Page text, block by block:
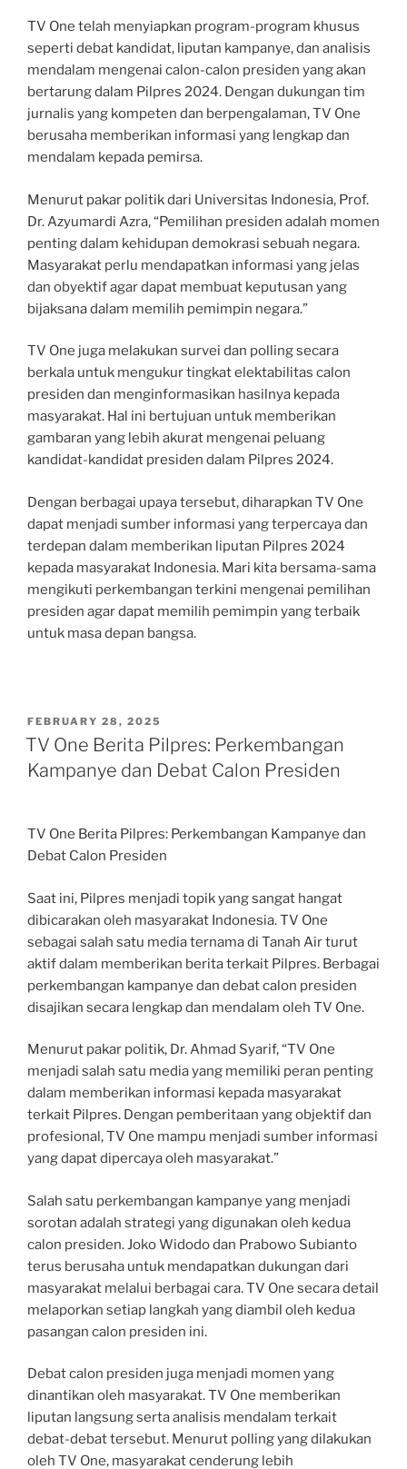
TV One telah menyiapkan program-program khusus
seperti debat kandidat, liputan kampanye, dan analisis
mendalam mengenai calon-calon presiden yang akan
bertarung dalam Pilpres 2024. Dengan dukungan tim
jurnalis yang kompeten dan berpengalaman, TV One
berusaha memberikan informasi yang lengkap dan
mendalam kepada pemirsa.
Menurut pakar politik dari Universitas Indonesia, Prof.
Dr. Azyumardi Azra, “Pemilihan presiden adalah momen
penting dalam kehidupan demokrasi sebuah negara.
Masyarakat perlu mendapatkan informasi yang jelas
dan obyektif agar dapat membuat keputusan yang
bijaksana dalam memilih pemimpin negara.”
TV One juga melakukan survei dan polling secara
berkala untuk mengukur tingkat elektabilitas calon
presiden dan menginformasikan hasilnya kepada
masyarakat. Hal ini bertujuan untuk memberikan
gambaran yang lebih akurat mengenai peluang
kandidat-kandidat presiden dalam Pilpres 2024.
Dengan berbagai upaya tersebut, diharapkan TV One
dapat menjadi sumber informasi yang terpercaya dan
terdepan dalam memberikan liputan Pilpres 2024
kepada masyarakat Indonesia. Mari kita bersama-sama
mengikuti perkembangan terkini mengenai pemilihan
presiden agar dapat memilih pemimpin yang terbaik
untuk masa depan bangsa.
POSTED
ON
FEBRUARY 28, 2025
TV One Berita Pilpres: Perkembangan
Kampanye dan Debat Calon Presiden
TV One Berita Pilpres: Perkembangan Kampanye dan
Debat Calon Presiden
Saat ini, Pilpres menjadi topik yang sangat hangat
dibicarakan oleh masyarakat Indonesia. TV One
sebagai salah satu media ternama di Tanah Air turut
aktif dalam memberikan berita terkait Pilpres. Berbagai
perkembangan kampanye dan debat calon presiden
disajikan secara lengkap dan mendalam oleh TV One.
Menurut pakar politik, Dr. Ahmad Syarif, “TV One
menjadi salah satu media yang memiliki peran penting
dalam memberikan informasi kepada masyarakat
terkait Pilpres. Dengan pemberitaan yang objektif dan
profesional, TV One mampu menjadi sumber informasi
yang dapat dipercaya oleh masyarakat.”
Salah satu perkembangan kampanye yang menjadi
sorotan adalah strategi yang digunakan oleh kedua
calon presiden. Joko Widodo dan Prabowo Subianto
terus berusaha untuk mendapatkan dukungan dari
masyarakat melalui berbagai cara. TV One secara detail
melaporkan setiap langkah yang diambil oleh kedua
pasangan calon presiden ini.
Debat calon presiden juga menjadi momen yang
dinantikan oleh masyarakat. TV One memberikan
liputan langsung serta analisis mendalam terkait
debat-debat tersebut. Menurut polling yang dilakukan
oleh TV One, masyarakat cenderung lebih